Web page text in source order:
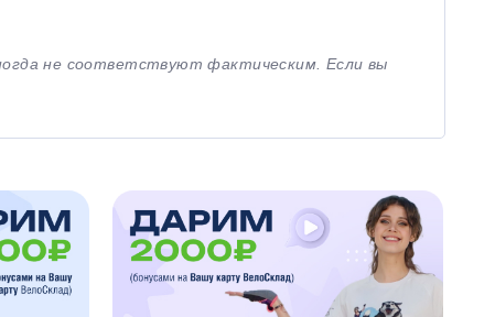
не соответствуют фактическим. Если вы